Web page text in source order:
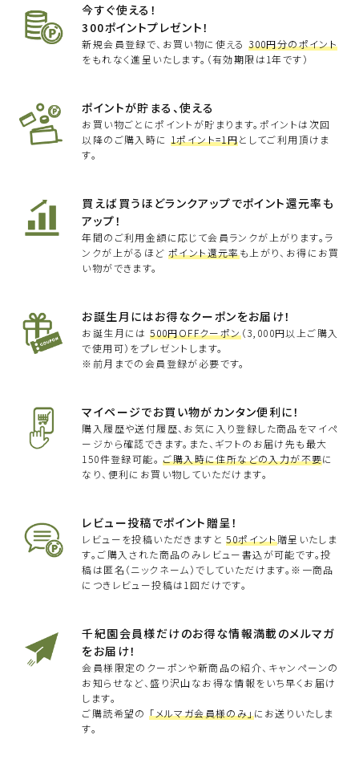
今すぐ使える！
300ポイントプレゼント！
新規会員登録で、お買い物に使える300円分のポイント
をもれなく進呈いたします。（有効期限は1年です）
ポイントが貯まる、使える
お買い物ごとにポイントが貯まります。ポイントは次回
以降のご購入時に1ポイント=1円としてご利用頂けま
す。
買えば買うほどランクアップでポイント還元率も
アップ！
年間のご利用金額に応じて会員ランクが上がります。ラ
ンクが上がるほどポイント還元率も上がり、お得にお買
い物ができます。
お誕生月にはお得なクーポンをお届け！
お誕生月には500円OFFクーポン（3,000円以上ご購入
で使用可）をプレゼントします。
※前月までの会員登録が必要です。
マイページでお買い物がカンタン便利に！
購入履歴や送付履歴、お気に入り登録した商品をマイペ
ージから確認できます。また、ギフトのお届け先も最大
150件登録可能。ご購入時に住所などの入力が不要に
なり、便利にお買い物していただけます。
レビュー投稿でポイント贈呈！
レビューを投稿いただきますと50ポイント贈呈いたしま
す。ご購入された商品のみレビュー書込が可能です。投
稿は匿名（ニックネーム）でしていただけます。※一商品
につきレビュー投稿は1回だけです。
千紀園会員様だけのお得な情報満載のメルマガ
をお届け！
会員様限定のクーポンや新商品の紹介、キャンペーンの
お知らせなど、盛り沢山なお得な情報をいち早くお届け
します。
ご購読希望の「メルマガ会員様のみ」にお送りいたしま
す。